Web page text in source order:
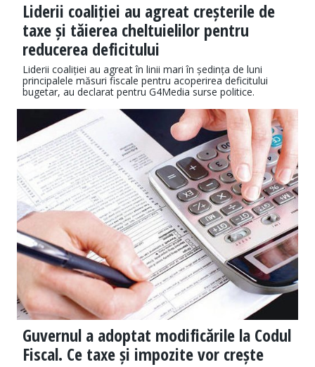
Liderii coaliției au agreat creșterile de
taxe și tăierea cheltuielilor pentru
reducerea deficitului
Liderii coaliției au agreat în linii mari în ședința de luni
principalele măsuri fiscale pentru acoperirea deficitului
bugetar, au declarat pentru G4Media surse politice.
Guvernul a adoptat modificările la Codul
Fiscal. Ce taxe și impozite vor crește